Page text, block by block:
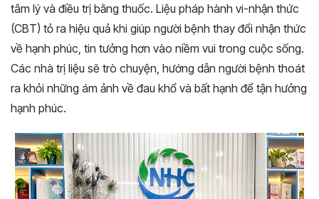
tâm lý và điều trị bằng thuốc. Liệu pháp hành vi-nhận thức
(CBT) tỏ ra hiệu quả khi giúp người bệnh thay đổi nhận thức
về hạnh phúc, tin tưởng hơn vào niềm vui trong cuộc sống.
Các nhà trị liệu sẽ trò chuyện, hướng dẫn người bệnh thoát
ra khỏi những ám ảnh về đau khổ và bất hạnh để tận hưởng
hạnh phúc.